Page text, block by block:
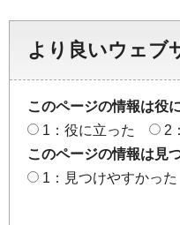
より良いウェブ
このページの情報は役
1：役に立った
2
このページの情報は見
1：見つけやすかった